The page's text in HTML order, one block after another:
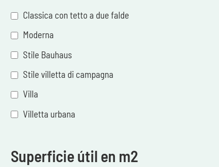
Classica con tetto a due falde
Moderna
Stile Bauhaus
Stile villetta di campagna
Villa
Villetta urbana
Superficie útil en m2